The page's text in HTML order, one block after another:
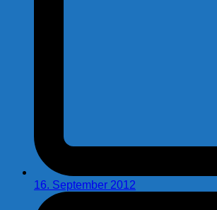
16. September 2012